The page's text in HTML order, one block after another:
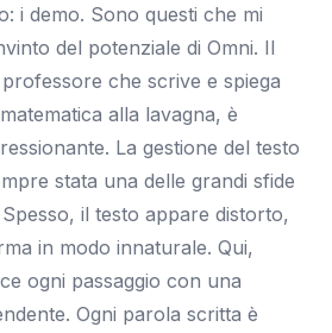
i demo. Sono questi che mi
del potenziale di Omni. Il
che scrive e spiega
alla lavagna, è
La gestione del testo
stata una delle grandi sfide
il testo appare distorto,
in modo innaturale. Qui,
ogni passaggio con una
Ogni parola scritta è